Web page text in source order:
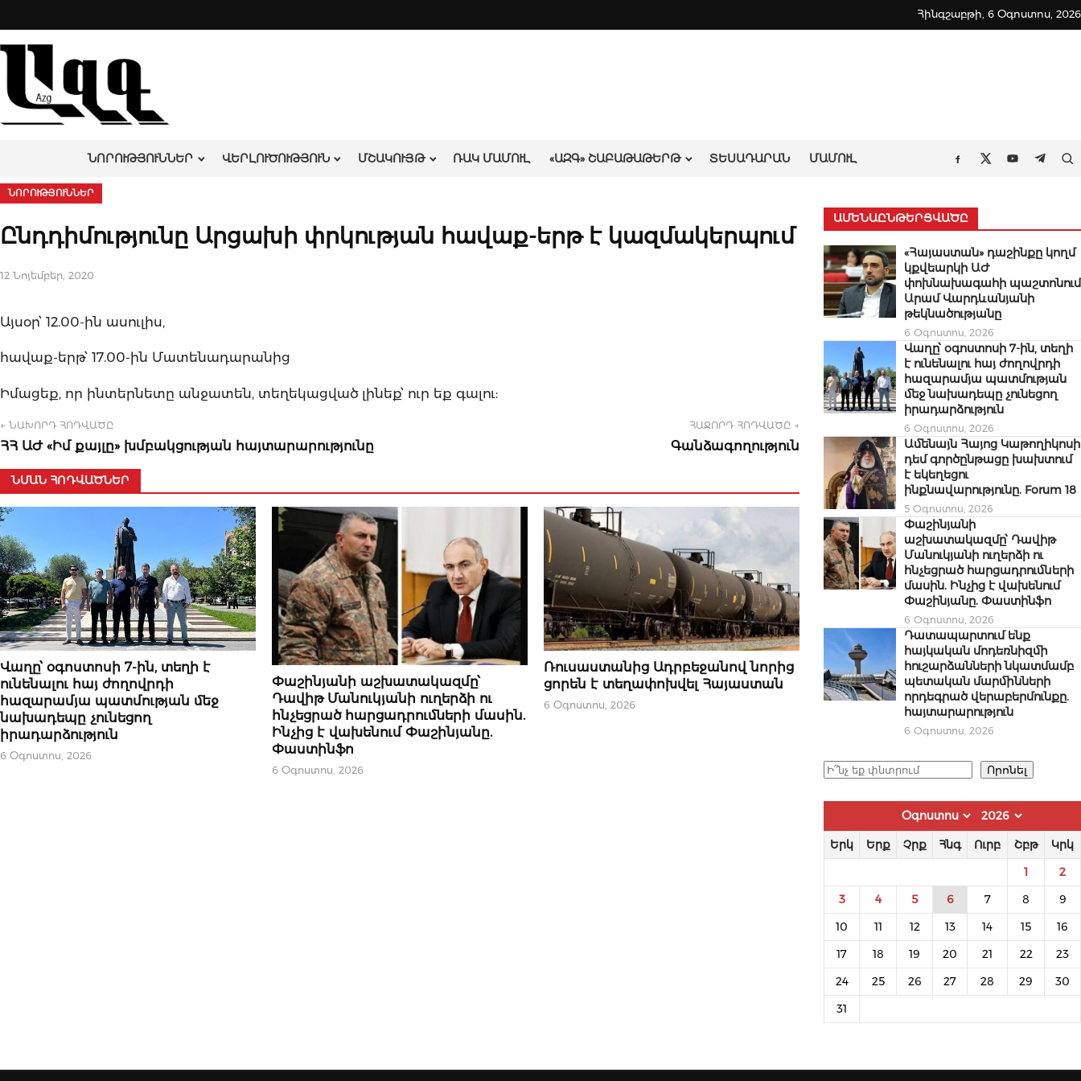
to
content
Հինգշաբթի, 6 Օգոստոս, 2026
ՆՈՐՈՒԹՅՈՒՆՆԵՐ ՎԵՐԼՈՒԾՈՒԹՅՈՒՆ ՄՇԱԿՈՒՅԹ ՌԱԿ ՄԱՄՈՒԼ «ԱԶԳ» ՇԱԲԱԹԱԹԵՐԹ ՏԵՍԱԴԱՐԱՆ ՄԱՄՈՒԼ
Facebook
TwitterYoutube
ՆՈՐՈՒԹՅՈՒՆՆԵՐ
Ընդդիմությունը Արցախի փրկության հավաք-երթ է կազմակերպում
12 Նոյեմբեր, 2020
Այսօր՝ 12.00-ին ասուլիս,
հավաք-երթ՝ 17.00-ին Մատենադարանից
Իմացեք, որ ինտերնետը անջատեն, տեղեկացված լինեք՝ ուր եք գալու:
← ՆԱԽՈՐԴ ՀՈԴՎԱԾԸ
ՀՀ ԱԺ «Իմ քայլը» խմբակցության հայտարարությունը
ՀԱՋՈՐԴ ՀՈԴՎԱԾԸ →
Գանձագողություն
ՆՄԱՆ ՀՈԴՎԱԾՆԵՐ
ԿԱՐԵՎՈՐԸ
Վաղը՝ օգոստոսի 7-ին, տեղի է
ունենալու հայ ժողովրդի
հազարամյա պատմության մեջ
նախադեպը չունեցող
իրադարձություն
6 Օգոստոս, 2026
ՄԱՄՈՒԼԻ ՏԵՍՈՒԹՅՈՒՆ
Փաշինյանի աշխատակազմը՝
Դավիթ Մանուկյանի ուղերձի ու
հնչեցրած հարցադրումների մասին.
Ինչից է վախենում Փաշինյանը.
Փաստինֆո
6 Օգոստոս, 2026
ՆՈՐՈՒԹՅՈՒՆՆԵՐ
Ռուսաստանից Ադրբեջանով նորից
ցորեն է տեղափոխվել Հայաստան
6 Օգոստոս, 2026
ԱՄԵՆԱԸՆԹԵՐՑՎԱԾԸ
«Հայաստան» դաշինքը կողմ
կքվեարկի ԱԺ
փոխնախագահի պաշտոնում
Արամ Վարդևանյանի
թեկնածությանը
6 Օգոստոս, 2026
Վաղը՝ օգոստոսի 7-ին, տեղի
է ունենալու հայ ժողովրդի
հազարամյա պատմության
մեջ նախադեպը չունեցող
իրադարձություն
6 Օգոստոս, 2026
Ամենայն Հայոց Կաթողիկոսի
դեմ գործընթացը խախտում
է եկեղեցու
ինքնավարությունը. Forum 18
5 Օգոստոս, 2026
Փաշինյանի
աշխատակազմը՝ Դավիթ
Մանուկյանի ուղերձի ու
հնչեցրած հարցադրումների
մասին. Ինչից է վախենում
Փաշինյանը. Փաստինֆո
6 Օգոստոս, 2026
Դատապարտում ենք
հայկական մոդեռնիզմի
հուշարձանների նկատմամբ
պետական մարմինների
որդեգրած վերաբերմունքը.
հայտարարություն
6 Օգոստոս, 2026
Որոնել Որոնել
Երկ Երք Չրք Հնգ Ուրբ Շբթ Կրկ
1 2
3 4 5 6 7 8 9
10 11 12 13 14 15 16
17 18 19 20 21 22 23
24 25 26 27 28 29 30
31